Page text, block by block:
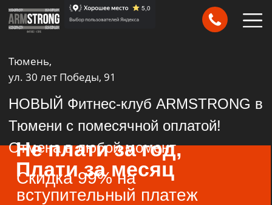
НОВЫЙ Фитнес-клуб ARMSTRONG в
Отмена в любой момент
Скидка 99% на
вступительный платеж
Не плати за год,
Плати за месяц